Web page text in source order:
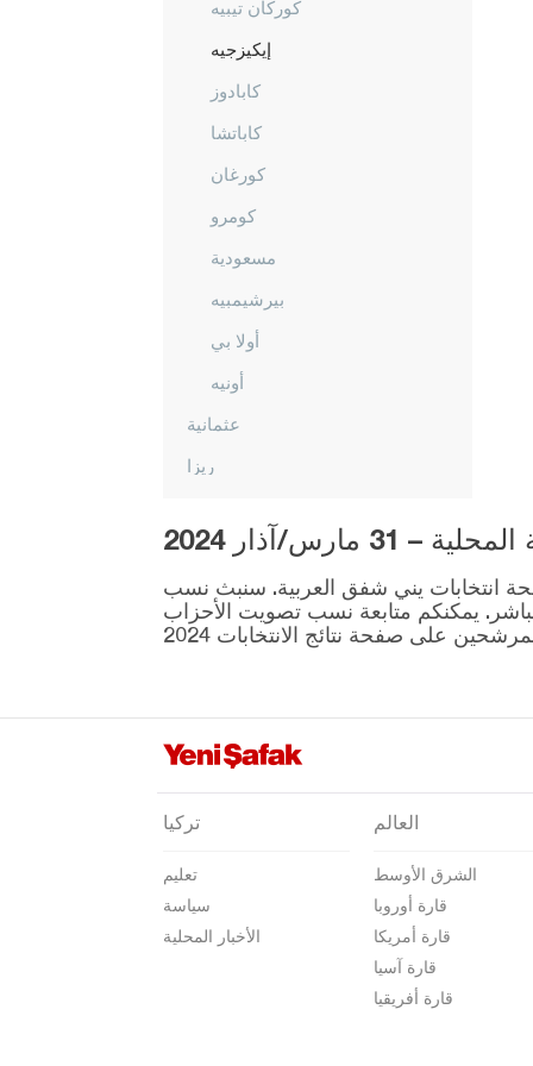
كوركان تيبيه
إيكيزجيه
كابادوز
كاباتشا
كورغان
كومرو
مسعودية
بيرشيمبيه
أولا بي
أونيه
عثمانية
ريزا
صامسون
شانلي أورفا
سيرت
شرناق
سيفاس
تكيرداغ
توكات
طرابزون
طونجالي
مارس/آذار 2024
المقرر إجراؤها في 31 مارس موجودة على صفحة انتخابات يني شفق العربية. سنبث نسب
ونتائج الانتخابات بشكل مباشر. يمكنكم متابعة نسب تصويت الأحزاب
تركيا
تعليم
سياسة
الأخبار المحلية
العالم
الشرق الأوسط
قارة أوروبا
قارة أمريكا
قارة آسيا
قارة أفريقيا